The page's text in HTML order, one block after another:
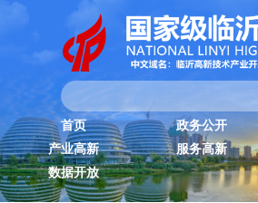
首页 政务公开
产业高新
服务高新
数据开放